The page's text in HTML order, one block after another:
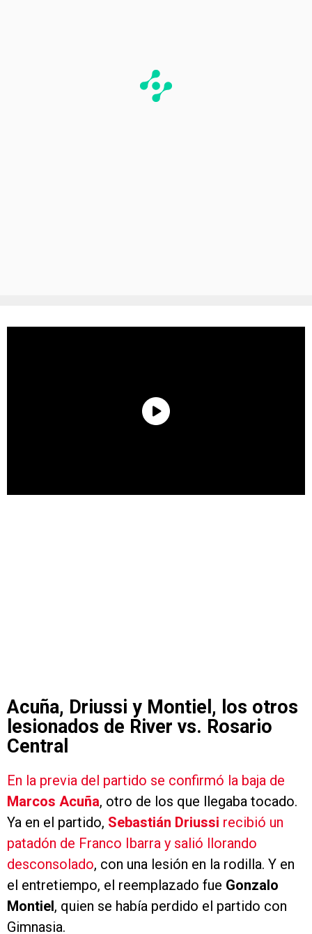
Acuña, Driussi y Montiel, los otros
lesionados de River vs. Rosario
Central
En la previa del partido se confirmó la baja de
Marcos Acuña, otro de los que llegaba tocado.
Ya en el partido, Sebastián Driussi recibió un
patadón de Franco Ibarra y salió llorando
desconsolado, con una lesión en la rodilla. Y en
el entretiempo, el reemplazado fue Gonzalo
Montiel , quien se había perdido el partido con
Gimnasia.